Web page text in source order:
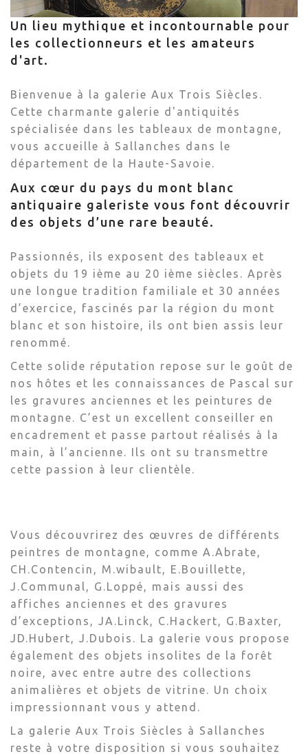
Un lieu mythique et incontournable pour
les collectionneurs et les amateurs
d'art.
Bienvenue à la galerie Aux Trois Siècles.
Cette charmante galerie d'antiquités
spécialisée dans les tableaux de montagne,
vous accueille à Sallanches dans le
département de la Haute-Savoie.
Aux cœur du pays du mont blanc
antiquaire galeriste vous font découvrir
des objets d’une rare beauté.
Passionnés, ils exposent des tableaux et
objets du 19 ième au 20 ième siècles. Après
une longue tradition familiale et 30 années
d’exercice, fascinés par la région du mont
blanc et son histoire, ils ont bien assis leur
renommé.
Cette solide réputation repose sur le goût de
nos hôtes et les connaissances de Pascal sur
les gravures anciennes et les peintures de
montagne. C’est un excellent conseiller en
encadrement et passe partout réalisés à la
main, à l’ancienne. Ils ont su transmettre
cette passion à leur clientèle.
Vous découvrirez des œuvres de différents
peintres de montagne, comme A.Abrate,
CH.Contencin, M.wibault, E.Bouillette,
J.Communal, G.Loppé, mais aussi des
affiches anciennes et des gravures
d’exceptions, JA.Linck, C.Hackert, G.Baxter,
JD.Hubert, J.Dubois. La galerie vous propose
également des objets insolites de la forêt
noire, avec entre autre des collections
animalières et objets de vitrine. Un choix
impressionnant vous y attend.
La galerie Aux Trois Siècles à Sallanches
reste à votre disposition si vous souhaitez